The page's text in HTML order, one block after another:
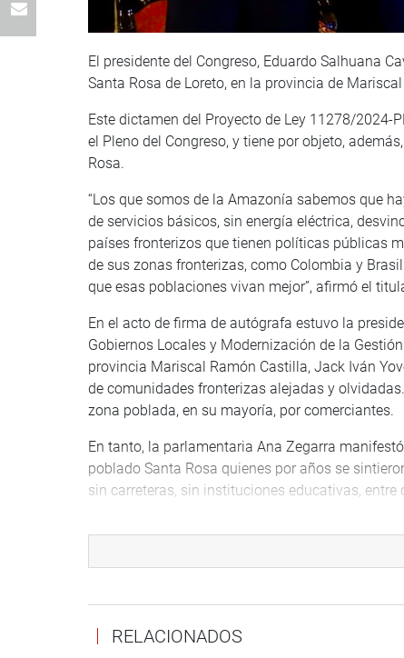
El presidente del Congreso, Eduardo Salhuana
Santa Rosa de Loreto, en la provincia de
Este dictamen del Proyecto de Ley 11278/2024-
el Pleno del Congreso, y tiene por objeto,
Rosa.
“Los que somos de la Amazonía sabemos que
de servicios básicos, sin energía eléctrica,
países fronterizos que tienen políticas públicas
de sus zonas fronterizas, como Colombia y
que esas poblaciones vivan mejor”, afirmó el
En el acto de firma de autógrafa estuvo la
Gobiernos Locales y Modernización de la
provincia Mariscal Ramón Castilla, Jack Iván
de comunidades fronterizas alejadas y
zona poblada, en su mayoría, por comerciantes.
En tanto, la parlamentaria Ana Zegarra
poblado Santa Rosa quienes por años se
sin carreteras, sin instituciones educativas, entre
presencia del Estado, mejorar la provisión de
frontera internacional, teniendo en cuenta que
Legislativo y las bancadas parlamentarias para
RELACIONADOS